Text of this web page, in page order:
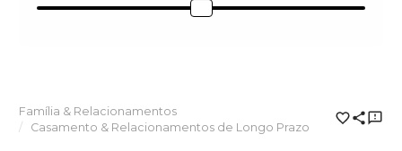
Família & Relacionamentos
Casamento & Relacionamentos de Longo Prazo